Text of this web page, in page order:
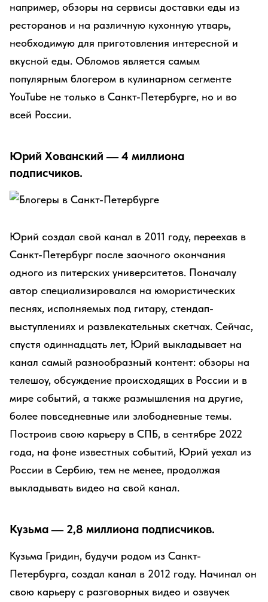
например, обзоры на сервисы доставки еды из
ресторанов и на различную кухонную утварь,
необходимую для приготовления интересной и
вкусной еды. Обломов является самым
популярным блогером в кулинарном сегменте
YouTube не только в Санкт-Петербурге, но и во
всей России.
Юрий Хованский — 4 миллиона
подписчиков.
Юрий создал свой канал в 2011 году, переехав в
Санкт-Петербург после заочного окончания
одного из питерских университетов. Поначалу
автор специализировался на юмористических
песнях, исполняемых под гитару, стендап-
выступлениях и развлекательных скетчах. Сейчас,
спустя одиннадцать лет, Юрий выкладывает на
канал самый разнообразный контент: обзоры на
телешоу, обсуждение происходящих в России и в
мире событий, а также размышления на другие,
более повседневные или злободневные темы.
Построив свою карьеру в СПБ, в сентябре 2022
года, на фоне известных событий, Юрий уехал из
России в Сербию, тем не менее, продолжая
выкладывать видео на свой канал.
Кузьма — 2,8 миллиона подписчиков.
Кузьма Гридин, будучи родом из Санкт-
Петербурга, создал канал в 2012 году. Начинал он
свою карьеру с разговорных видео и озвучек